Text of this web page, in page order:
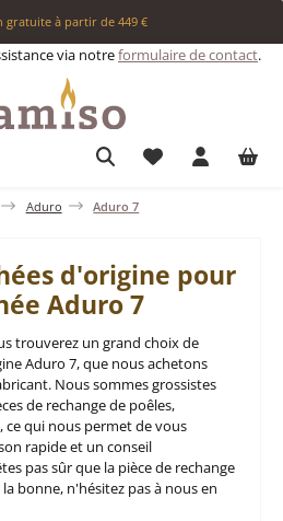
gratuite à partir de 449 €
via notreformulaire de contact.
Vous avez 0
Aduro Aduro 7
d'origine pour
Aduro 7
trouverez un grand choix de
Aduro 7, que nous achetons
Nous sommes grossistes
de rechange de poêles,
, ce qui nous permet de vous
rapide et un conseil
pas sûr que la pièce de rechange
bonne, n'hésitez pas à nous en